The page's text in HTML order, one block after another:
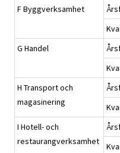
F Byggverksamhet
G Handel
H Transport och
magasinering
I Hotell- och
restaurangverksamhet